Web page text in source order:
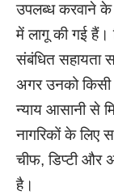
उपलब्ध करवाने के
में लागू की गई
संबंधित सहायता
अगर उनको किसी
न्याय आसानी से
नागरिकों के लिए
चीफ, डिप्टी और
है।